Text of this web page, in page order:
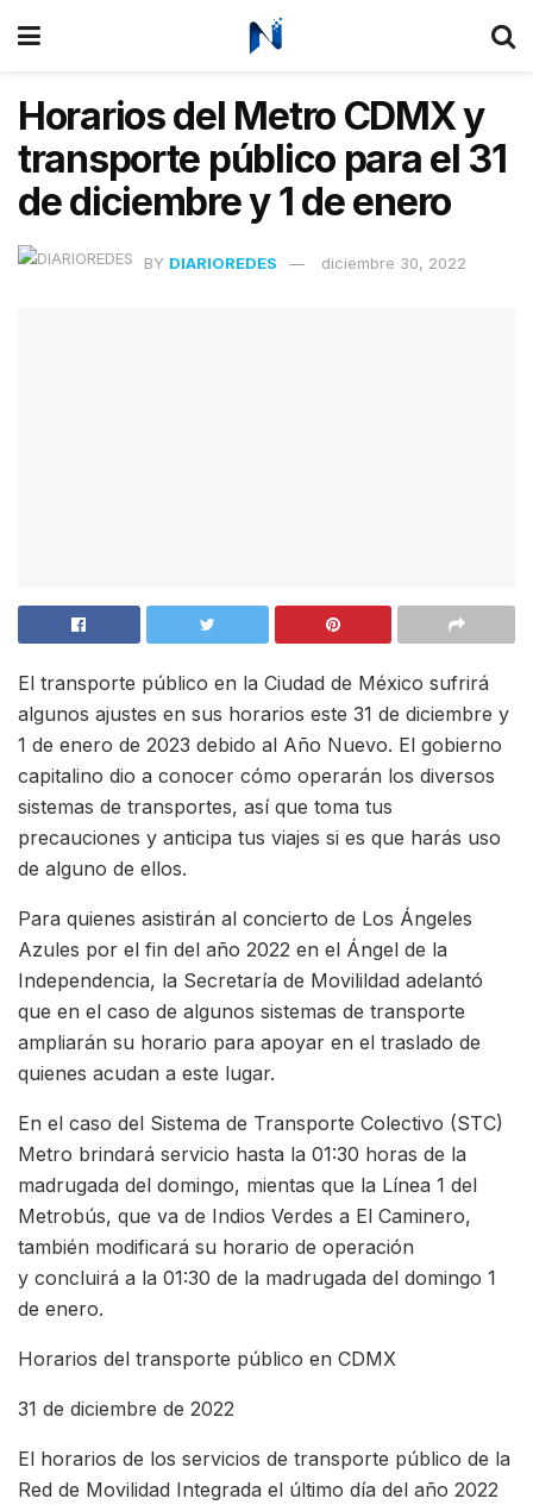
Horarios del Metro CDMX y
transporte público para el 31
de diciembre y 1 de enero
BY DIARIOREDES diciembre 30, 2022
El transporte público en la Ciudad de México sufrirá
algunos ajustes en sus horarios este 31 de diciembre y
1 de enero de 2023 debido al Año Nuevo. El gobierno
capitalino dio a conocer cómo operarán los diversos
sistemas de transportes, así que toma tus
precauciones y anticipa tus viajes si es que harás uso
de alguno de ellos.
Para quienes asistirán al concierto de Los Ángeles
Azules por el fin del año 2022 en el Ángel de la
Independencia, la Secretaría de Movilildad adelantó
que en el caso de algunos sistemas de transporte
ampliarán su horario para apoyar en el traslado de
quienes acudan a este lugar.
En el caso del Sistema de Transporte Colectivo (STC)
Metro brindará servicio hasta la 01:30 horas de la
madrugada del domingo, mientas que la Línea 1 del
Metrobús, que va de Indios Verdes a El Caminero,
también modificará su horario de operación
y concluirá a la 01:30 de la madrugada del domingo 1
de enero.
Horarios del transporte público en CDMX
31 de diciembre de 2022
El horarios de los servicios de transporte público de la
Red de Movilidad Integrada el último día del año 2022